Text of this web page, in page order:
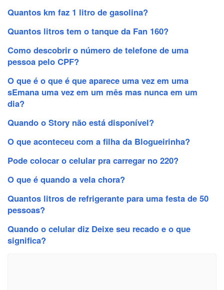
Quantos km faz 1 litro de gasolina?
Quantos litros tem o tanque da Fan 160?
Como descobrir o número de telefone de uma
pessoa pelo CPF?
O que é o que é que aparece uma vez em uma
sEmana uma vez em um mês mas nunca em um
dia?
Quando o Story não está disponível?
O que aconteceu com a filha da Blogueirinha?
Pode colocar o celular pra carregar no 220?
O que é quando a vela chora?
Quantos litros de refrigerante para uma festa de 50
pessoas?
Quando o celular diz Deixe seu recado e o que
significa?